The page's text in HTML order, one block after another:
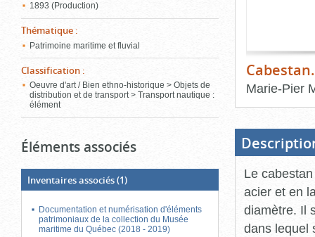
1893 (Production)
Thématique :
Patrimoine maritime et fluvial
Classification :
Oeuvre d'art / Bien ethno-historique > Objets de
distribution et de transport > Transport nautique :
élément
Éléments associés
Inventaires associés(1)
Documentation et numérisation d'éléments
patrimoniaux de la collection du Musée
maritime du Québec (2018 - 2019)
Marie-Pier
bloc
d'onglets
Le
acier et en
diamètre. Il
dans lequel